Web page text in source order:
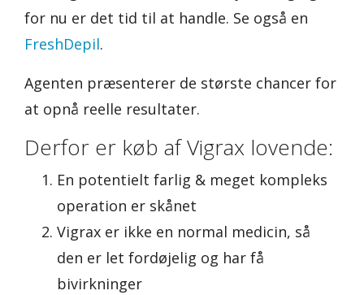
for nu er det tid til at handle. Se også en
FreshDepil.
Agenten præsenterer de største chancer for
at opnå reelle resultater.
Derfor er køb af Vigrax lovende:
En potentielt farlig & meget kompleks
operation er skånet
Vigrax er ikke en normal medicin, så
den er let fordøjelig og har få
bivirkninger